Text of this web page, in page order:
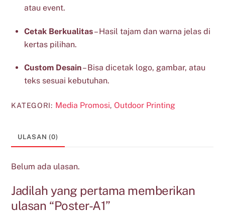
atau event.
Cetak Berkualitas– Hasil tajam dan warna jelas di
kertas pilihan.
Custom Desain– Bisa dicetak logo, gambar, atau
teks sesuai kebutuhan.
KATEGORI: Media Promosi,Outdoor Printing
ULASAN (0)
Belum ada ulasan.
Jadilah yang pertama memberikan
ulasan “Poster-A1”